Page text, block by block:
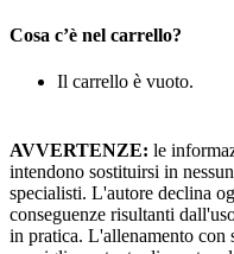
Cosa c’è nel carrello?
Il carrello è vuoto.
AVVERTENZE: le
intendono sostituirsi in
specialisti. L'autore declina
conseguenze risultanti
in pratica. L'allenamento con